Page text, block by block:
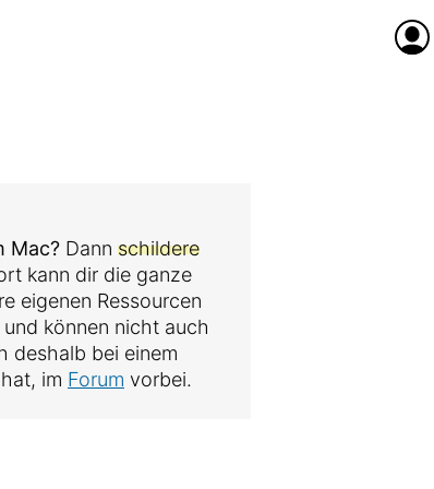
Mac?Dann schildere
kann dir die ganze
eigenen Ressourcen
können nicht auch
deshalb bei einem
im Forum vorbei.